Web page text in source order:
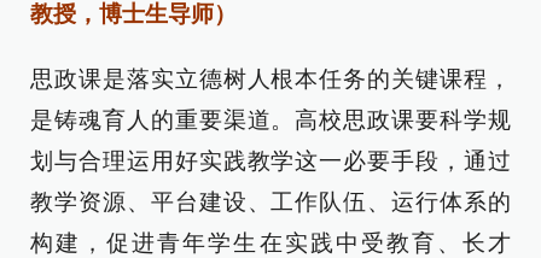
教授，博士生导师）
思政课是落实立德树人根本任务的关键课程，
是铸魂育人的重要渠道。高校思政课要科学规
划与合理运用好实践教学这一必要手段，通过
教学资源、平台建设、工作队伍、运行体系的
构建，促进青年学生在实践中受教育、长才